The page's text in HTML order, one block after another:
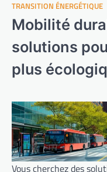
TRANSITION ÉNERGÉTIQUE
Mobilité
solutions
plus
Vous cherchez des